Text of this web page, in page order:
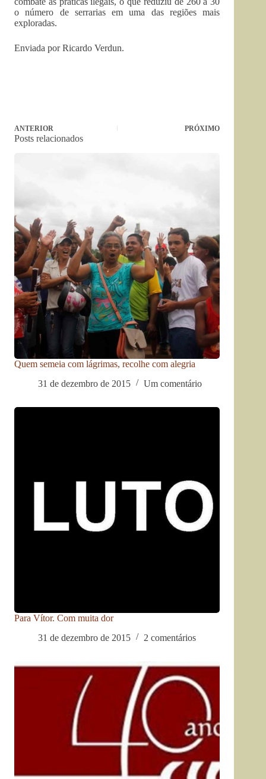
o número de serrarias em uma das regiões mais
exploradas.
Enviada por Ricardo Verdun.
ANTERIOR PRÓXIMO
Posts relacionados
Quem semeia com lágrimas, recolhe com alegria
31 de dezembro de 2015
Um comentário
Para Vítor. Com muita dor
31 de dezembro de 2015
2 comentários